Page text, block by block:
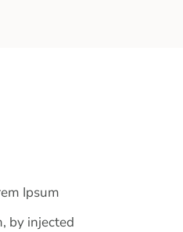
Ipsum
by injected